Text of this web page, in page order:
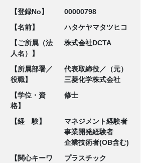
【登録No】
00000798
【名前】
ハタケヤマタツヒコ
【ご所属（法
人名）】
株式会社DCTA
【所属部署／
役職】
代表取締役／（元）
三菱化学株式会社
【学位・資
格】
修士
【経 験】
マネジメント経験者
事業開発経験者
企業技術者(OB含む)
【関心キーワ
プラスチック